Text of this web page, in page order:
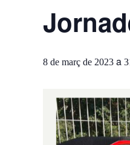
8 de març de 2023 a